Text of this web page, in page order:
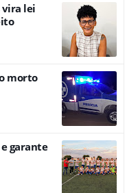
vira lei
morto
garante